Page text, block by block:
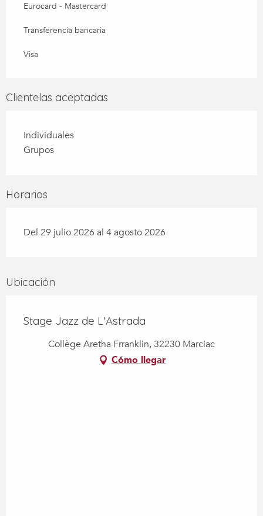
Eurocard - Mastercard
Transferencia bancaria
Visa
Clientelas aceptadas
Individuales
Grupos
Horarios
Del 29 julio 2026 al 4 agosto 2026
Ubicación
Stage Jazz de L'Astrada
Collège Aretha Frranklin, 32230 Marciac
Cómo llegar